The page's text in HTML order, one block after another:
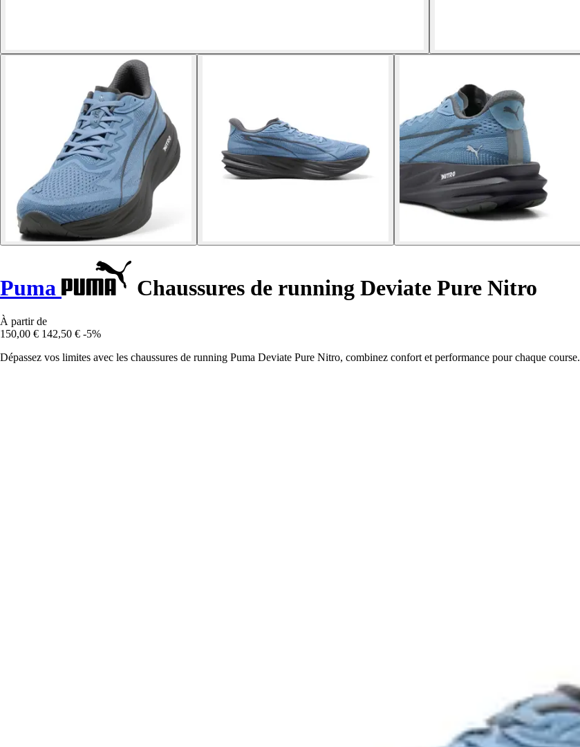
Puma Chaussures de running Deviate Pure Nitro
À partir de
150,00 € 142,50 € -5%
Dépassez vos limites avec les chaussures de running Puma Deviate Pure Nitro, combinez confort et performance pour chaque course.